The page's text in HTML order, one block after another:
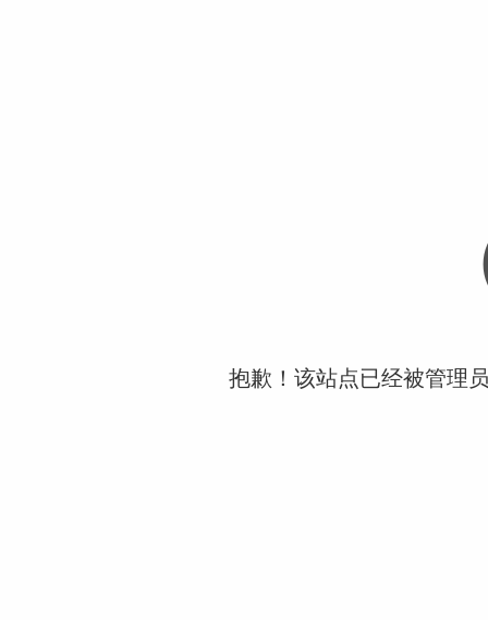
抱歉！该站点已经被管理